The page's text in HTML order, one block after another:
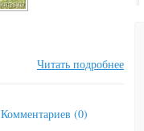
Читать подробнее
Комментариев (0)